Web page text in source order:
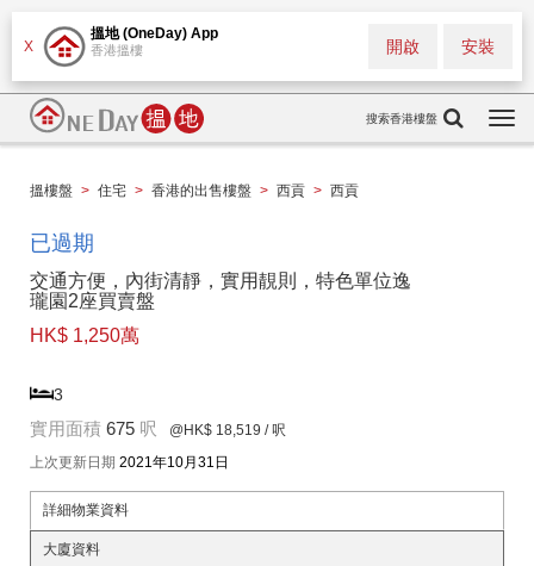
X
搵地 (OneDay) App
香港搵樓 安裝
開啟
搜索香港樓盤
搵樓盤 > 住宅 > 香港的出售樓盤 > 西貢 > 西貢
已過期
交通方便，內街清靜，實用靚則，特色單位逸
瓏園2座買賣盤
HK$ 1,250萬
3
實用面積 675 呎 @HK$ 18,519 / 呎
上次更新日期 2021年10月31日
詳細物業資料
大廈資料